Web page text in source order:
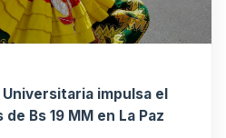
impulsa el
Bs 19 MM en La Paz